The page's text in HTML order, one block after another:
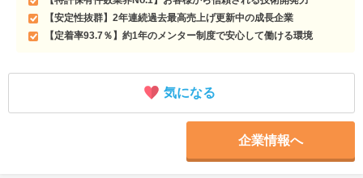
【安定性抜群】2年連続過去最高売上げ更新中の成長企業
【定着率93.7％】約1年のメンター制度で安心して働ける環境
気になる
企業情報へ